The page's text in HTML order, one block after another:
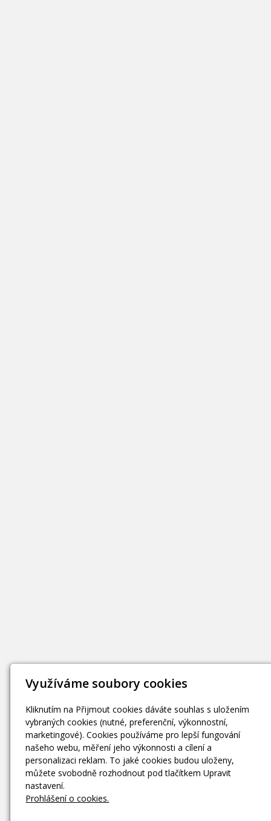
Využíváme soubory cookies
Kliknutím na Přijmout cookies dáváte souhlas s uložením
vybraných cookies (nutné, preferenční, výkonnostní,
marketingové). Cookies používáme pro lepší fungování
našeho webu, měření jeho výkonnosti a cílení a
personalizaci reklam. To jaké cookies budou uloženy,
můžete svobodně rozhodnout pod tlačítkem Upravit
nastavení.
Prohlášení o cookies.